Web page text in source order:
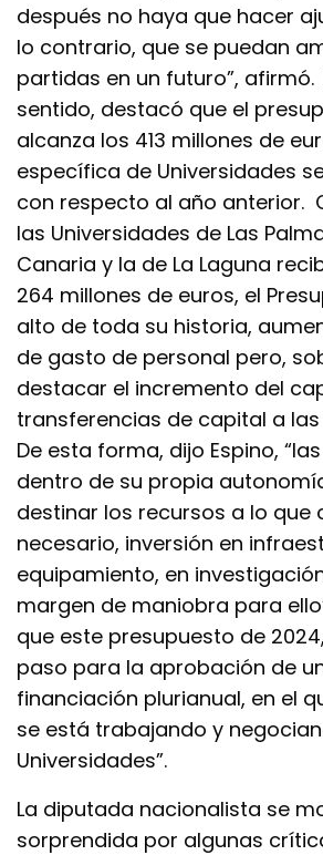
después no haya que hacer
lo contrario, que se puedan
partidas en un futuro”, afirmó.
sentido, destacó que el
alcanza los 413 millones de
específica de Universidades
con respecto al año anterior.
las Universidades de Las
Canaria y la de La Laguna
264 millones de euros, el
alto de toda su historia,
de gasto de personal pero,
destacar el incremento del
transferencias de capital a las
De esta forma, dijo Espino,
dentro de su propia
destinar los recursos a lo que
necesario, inversión en
equipamiento, en
margen de maniobra para
que este presupuesto de
paso para la aprobación de
financiación plurianual, en el
se está trabajando y
Universidades”.
La diputada nacionalista se
sorprendida por algunas